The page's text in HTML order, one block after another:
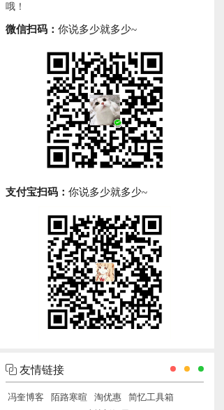
哦！
微信扫码： 你说多少就多少~
支付宝扫码： 你说多少就多少~
友情链接
冯奎博客 陌路寒暄 淘优惠
简忆工具箱